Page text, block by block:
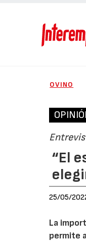
OVINO
“El
25/05/
La
permite